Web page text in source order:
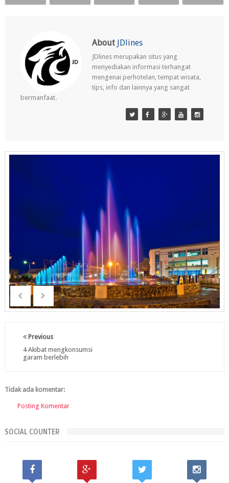
About JDlines
JDlines merupakan situs yang
menyediakan informasi terhangat
mengenai perhotelan, tempat wisata,
tips, info dan lainnya yang sangat
bermanfaat.
Previous
4 Akibat mengkonsumsi
garam berlebih
Tidak ada komentar:
Posting Komentar
SOCIAL COUNTER